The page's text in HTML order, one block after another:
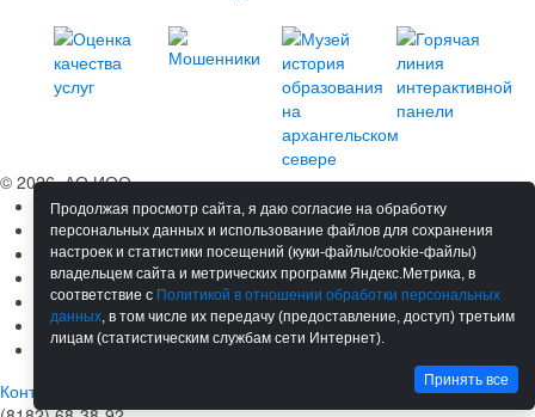
© 2026, АО ИОО
Сведения об ОО
Обучение
Мероприятия
Сотрудничество
Ресурсы
Материалы
Новости
Контакты
Продолжая просмотр сайта, я даю согласие на обработку
персональных данных и использование файлов для сохранения
настроек и статистики посещений (куки-файлы/cookie-файлы)
владельцем сайта и метрических программ Яндекс.Метрика, в
соответствие с Политикой в отношении обработки персональных
данных, в том числе их передачу (предоставление, доступ) третьим
лицам (статистическим службам сети Интернет).
Принять все